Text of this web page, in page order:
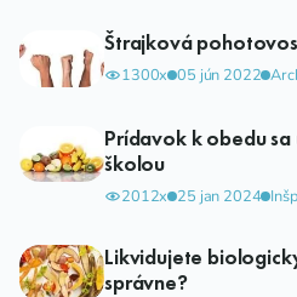
Štrajková
1300x 05 jún 2022
Prídavok k obedu
školou
2012x 25 jan 2024
Likvidujete
správne?